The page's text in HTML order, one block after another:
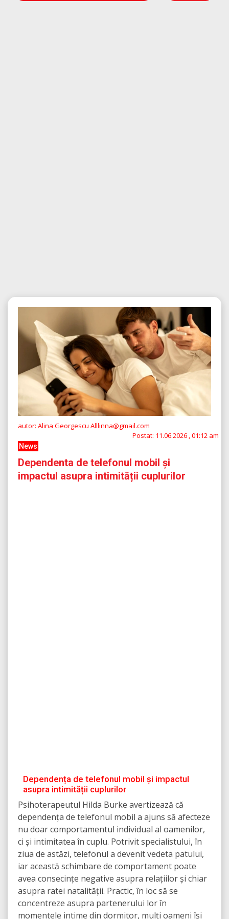
autor: Alina Georgescu Alllinna@gmail.com
Postat: 11.06.2026 , 01:12 am
News
Dependenta de telefonul mobil și
impactul asupra intimității cuplurilor
Dependența de telefonul mobil și impactul
asupra intimității cuplurilor
Psihoterapeutul Hilda Burke avertizează că
dependența de telefonul mobil a ajuns să afecteze
nu doar comportamentul individual al oamenilor,
ci și intimitatea în cuplu. Potrivit specialistului, în
ziua de astăzi, telefonul a devenit vedeta patului,
iar această schimbare de comportament poate
avea consecințe negative asupra relațiilor și chiar
asupra ratei natalității. Practic, în loc să se
concentreze asupra partenerului lor în
momentele intime din dormitor, mulți oameni își